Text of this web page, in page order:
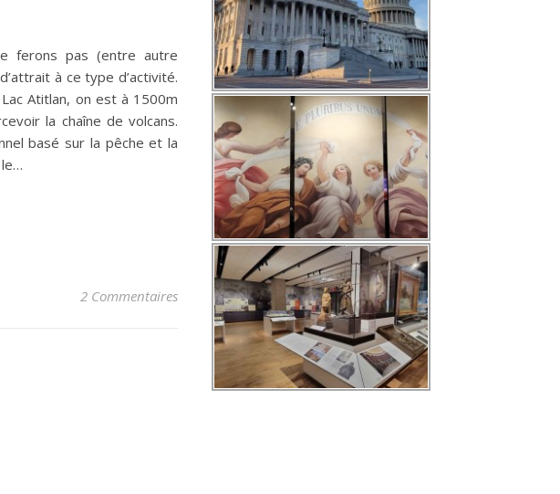
ferons pas (entre autre
à ce type d’activité.
Atitlan, on est à 1500m
la chaîne de volcans.
basé sur la pêche et la
2 Commentaires